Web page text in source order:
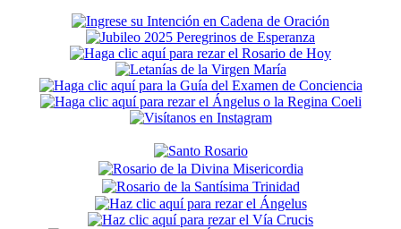
Secondary
Sidebar